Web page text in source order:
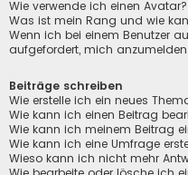
Wie verwende ich einen Avatar?
Was ist mein Rang und wie
Wenn ich bei einem Benutzer
aufgefordert, mich anzumelden.
Beiträge schreiben
Wie erstelle ich ein neues
Wie kann ich einen Beitrag
Wie kann ich meinem Beitrag
Wie kann ich eine Umfrage
Wieso kann ich nicht mehr